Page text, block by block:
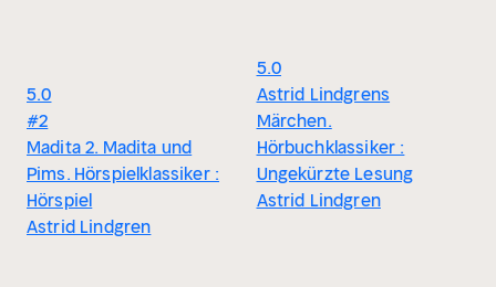
5.0
#2
Madita 2. Madita und
Pims. Hörspielklassiker :
Hörspiel
Astrid Lindgren
5.0
Astrid Lindgrens
Märchen.
Hörbuchklassiker :
Ungekürzte Lesung
Astrid Lindgren